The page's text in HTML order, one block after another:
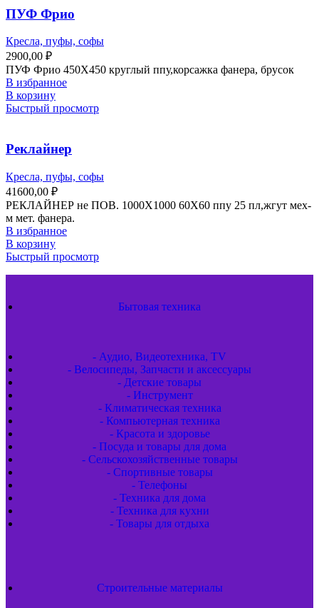
ПУФ Фрио
Кресла, пуфы, софы
2900,00 ₽
ПУФ Фрио 450X450 круглый ппу,корсажка фанера, брусок
В избранное
В корзину
Быстрый просмотр
Реклайнер
Кресла, пуфы, софы
41600,00 ₽
РЕКЛАЙНЕР не ПОВ. 1000X1000 60X60 ппу 25 пл,жгут мех-
м мет. фанера.
В избранное
В корзину
Быстрый просмотр
Бытовая техника
- Аудио, Видеотехника, TV
- Велосипеды, Запчасти и аксессуары
- Детские товары
- Инструмент
- Климатическая техника
- Компьютерная техника
- Красота и здоровье
- Посуда и товары для дома
- Сельскохозяйственные товары
- Спортивные товары
- Телефоны
- Техника для дома
- Техника для кухни
- Товары для отдыха
Строительные материалы